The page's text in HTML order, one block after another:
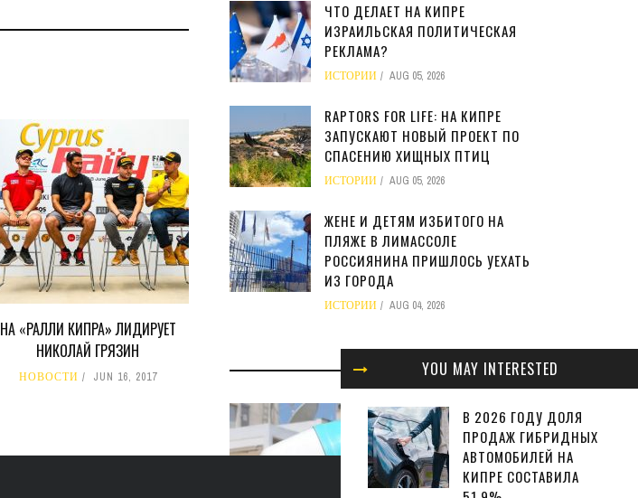
НА «РАЛЛИ КИПРА» ЛИДИРУЕТ
НИКОЛАЙ ГРЯЗИН
НОВОСТИ JUN 16, 2017 YOU MAY INTERESTED
В 2026 ГОДУ ДОЛЯ
ПРОДАЖ ГИБРИДНЫХ
АВТОМОБИЛЕЙ НА
КИПРЕ СОСТАВИЛА
ЧТО ДЕЛАЕТ НА КИПРЕ
ИЗРАИЛЬСКАЯ ПОЛИТИЧЕСКАЯ
РЕКЛАМА?
ИСТОРИИ AUG 05, 2026
RAPTORS FOR LIFE: НА КИПРЕ
ЗАПУСКАЮТ НОВЫЙ ПРОЕКТ ПО
СПАСЕНИЮ ХИЩНЫХ ПТИЦ
ИСТОРИИ AUG 05, 2026
ЖЕНЕ И ДЕТЯМ ИЗБИТОГО НА
ПЛЯЖЕ В ЛИМАССОЛЕ
РОССИЯНИНА ПРИШЛОСЬ УЕХАТЬ
ИЗ ГОРОДА
ИСТОРИИ AUG 04, 2026
БИЗНЕС